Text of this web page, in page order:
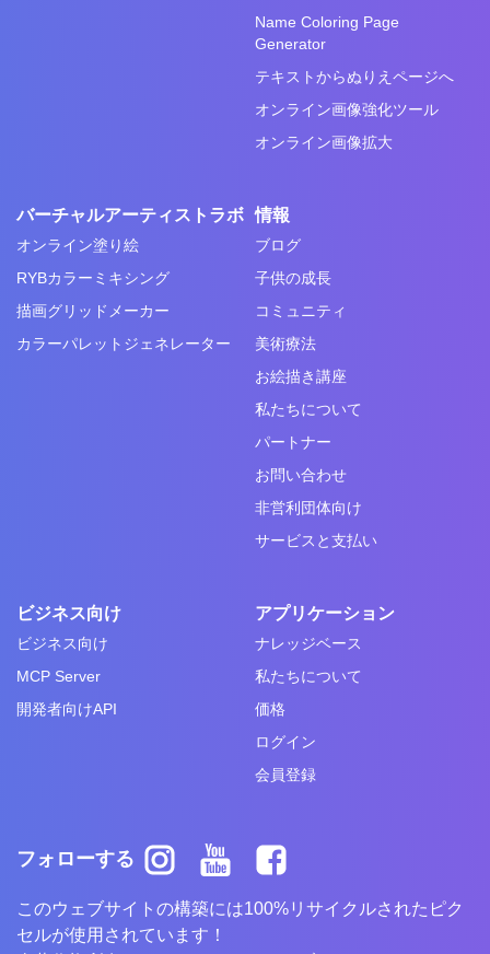
Name Coloring Page
Generator
テキストからぬりえページへ
オンライン画像強化ツール
オンライン画像拡大
バーチャルアーティストラボ
オンライン塗り絵
RYBカラーミキシング
描画グリッドメーカー
カラーパレットジェネレーター
情報
ブログ
子供の成長
コミュニティ
美術療法
お絵描き講座
私たちについて
パートナー
お問い合わせ
非営利団体向け
サービスと支払い
ビジネス向け
ビジネス向け
MCP Server
開発者向けAPI
アプリケーション
ナレッジベース
私たちについて
価格
ログイン
会員登録
フォローする
このウェブサイトの構築には100%リサイクルされたピク
セルが使用されています！